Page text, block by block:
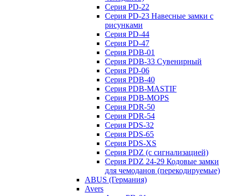
Серия PD-22
Серия PD-23 Навесные замки с
рисунками
Серия PD-44
Серия PD-47
Серия PDB-01
Серия PDB-33 Сувенирный
Серия PD-06
Серия PDB-40
Серия PDB-MASTIF
Серия PDB-MOPS
Серия PDR-50
Серия PDR-54
Серия PDS-32
Серия PDS-65
Серия PDS-XS
Серия PDZ (с сигнализацией)
Серия PDZ 24-29 Кодовые замки
для чемоданов (перекодируемые)
ABUS (Германия)
Avers